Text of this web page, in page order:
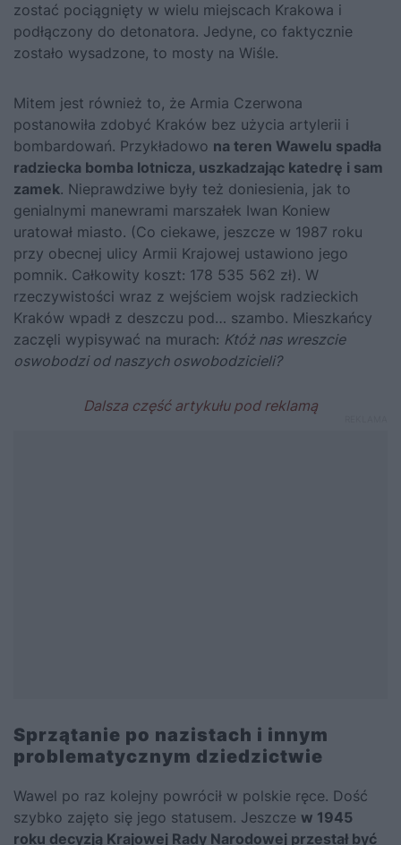
zostać pociągnięty w wielu miejscach Krakowa i
podłączony do detonatora. Jedyne, co faktycznie
zostało wysadzone, to mosty na Wiśle.
Mitem jest również to, że Armia Czerwona
postanowiła zdobyć Kraków bez użycia artylerii i
bombardowań. Przykładowo na teren Wawelu spadła
radziecka bomba lotnicza, uszkadzając katedrę i sam
zamek. Nieprawdziwe były też doniesienia, jak to
genialnymi manewrami marszałek Iwan Koniew
uratował miasto. (Co ciekawe, jeszcze w 1987 roku
przy obecnej ulicy Armii Krajowej ustawiono jego
pomnik. Całkowity koszt: 178 535 562 zł). W
rzeczywistości wraz z wejściem wojsk radzieckich
Kraków wpadł z deszczu pod… szambo. Mieszkańcy
zaczęli wypisywać na murach: Któż nas wreszcie
oswobodzi od naszych oswobodzicieli?
Sprzątanie po nazistach i innym
problematycznym dziedzictwie
Wawel po raz kolejny powrócił w polskie ręce. Dość
szybko zajęto się jego statusem. Jeszcze w 1945
roku decyzją Krajowej Rady Narodowej przestał być